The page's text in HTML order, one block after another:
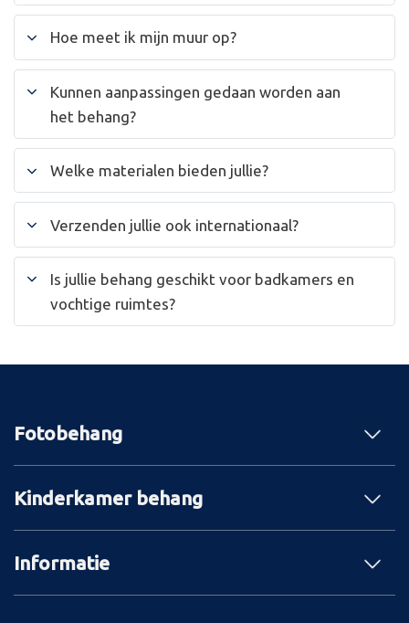
Hoe meet ik mijn muur op?
Kunnen aanpassingen gedaan worden aan
het behang?
Welke materialen bieden jullie?
Verzenden jullie ook internationaal?
Is jullie behang geschikt voor badkamers en
vochtige ruimtes?
Fotobehang
Kinderkamer behang
Informatie